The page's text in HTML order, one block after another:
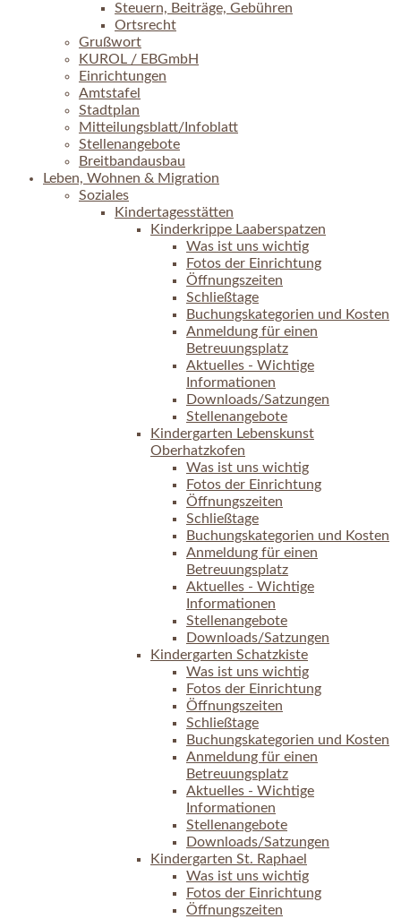
Steuern, Beiträge, Gebühren
Ortsrecht
Grußwort
KUROL / EBGmbH
Einrichtungen
Amtstafel
Stadtplan
Mitteilungsblatt/Infoblatt
Stellenangebote
Breitbandausbau
Leben, Wohnen & Migration
Soziales
Kindertagesstätten
Kinderkrippe Laaberspatzen
Was ist uns wichtig
Fotos der Einrichtung
Öffnungszeiten
Schließtage
Buchungskategorien und Kosten
Anmeldung für einen
Betreuungsplatz
Aktuelles - Wichtige
Informationen
Downloads/Satzungen
Stellenangebote
Kindergarten Lebenskunst
Oberhatzkofen
Was ist uns wichtig
Fotos der Einrichtung
Öffnungszeiten
Schließtage
Buchungskategorien und Kosten
Anmeldung für einen
Betreuungsplatz
Aktuelles - Wichtige
Informationen
Stellenangebote
Downloads/Satzungen
Kindergarten Schatzkiste
Was ist uns wichtig
Fotos der Einrichtung
Öffnungszeiten
Schließtage
Buchungskategorien und Kosten
Anmeldung für einen
Betreuungsplatz
Aktuelles - Wichtige
Informationen
Stellenangebote
Downloads/Satzungen
Kindergarten St. Raphael
Was ist uns wichtig
Fotos der Einrichtung
Öffnungszeiten